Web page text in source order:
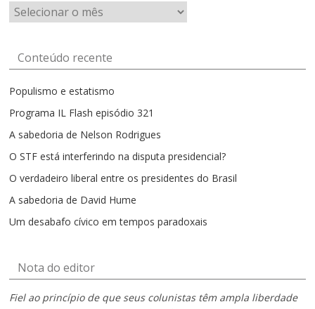
Artigos
por
Conteúdo recente
Populismo e estatismo
Programa IL Flash episódio 321
A sabedoria de Nelson Rodrigues
O STF está interferindo na disputa presidencial?
O verdadeiro liberal entre os presidentes do Brasil
A sabedoria de David Hume
Um desabafo cívico em tempos paradoxais
Nota do editor
Fiel ao princípio de que seus colunistas têm ampla liberdade